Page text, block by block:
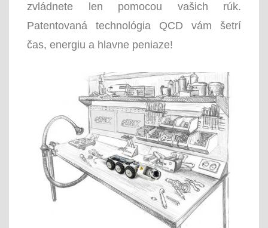
zvládnete len pomocou vašich rúk.
Patentovaná technológia QCD vám šetrí
čas, energiu a hlavne peniaze!